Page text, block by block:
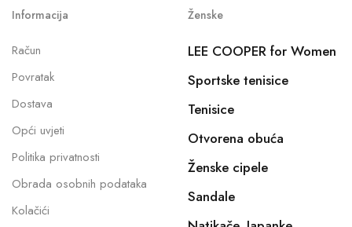
Informacija
Račun
Povratak
Dostava
Opći uvjeti
Politika privatnosti
Obrada osobnih podataka
Kolačići
Ženske
LEE COOPER for Women
Sportske tenisice
Tenisice
Otvorena obuća
Ženske cipele
Sandale